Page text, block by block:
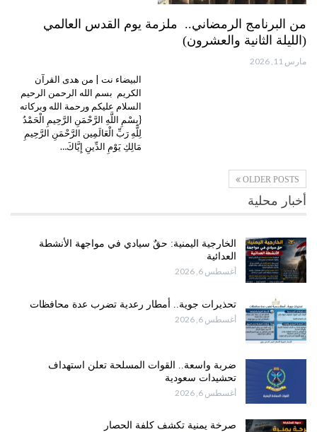
من البرنامج الرمضاني.. ملزمة يوم القدس العالمي
(الليلة الثانية والعشرون)
مارس 11, 2026
البيضاء نت | من هدى القرآن
الكريم بسم الله الرحمن الرحيم
السلام عليكم ورحمة الله وبركاته
{بِسْمِ اللَّهِ الرَّحْمَنِ الرَّحِيمِ الْحَمْدُ
لِلَّهِ رَبِّ الْعَالَمِين الرَّحْمَنِ الرَّحِيمِ
مَالِكِ يَوْمِ الدِّينِ إِيَّاكَ…
OLDER POSTS
أخبار محلية
الخارجية اليمنية: حقٌ سيادي في مواجهة الأنشطة
العدائية
أغسطس 6, 2026
تحذيرات جوية.. أمطار رعدية تضرب عدة محافظات
أغسطس 6, 2026
ضربة واسعة.. القوات المسلحة تعلن استهداف
تحشيدات سعودية
أغسطس 6, 2026
صرخة يمنية تكشف كلفة الحصار